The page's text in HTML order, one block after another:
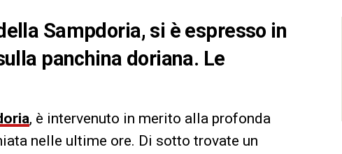
Sampdoria, si è espresso in
panchina doriana. Le
, è intervenuto in merito alla profonda
nelle ultime ore. Di sotto trovate un